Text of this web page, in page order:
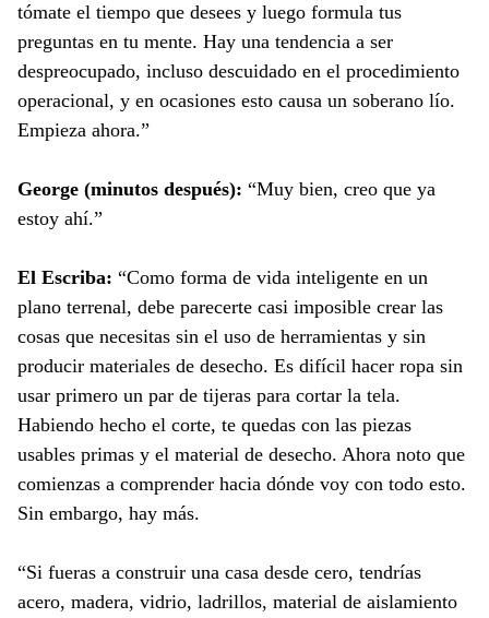
tómate el tiempo que desees y luego formula tus
preguntas en tu mente. Hay una tendencia a ser
despreocupado, incluso descuidado en el procedimiento
operacional, y en ocasiones esto causa un soberano lío.
Empieza ahora.”
George (minutos después): “Muy bien, creo que ya
estoy ahí.”
El Escriba: “Como forma de vida inteligente en un
plano terrenal, debe parecerte casi imposible crear las
cosas que necesitas sin el uso de herramientas y sin
producir materiales de desecho. Es difícil hacer ropa sin
usar primero un par de tijeras para cortar la tela.
Habiendo hecho el corte, te quedas con las piezas
usables primas y el material de desecho. Ahora noto que
comienzas a comprender hacia dónde voy con todo esto.
Sin embargo, hay más.
“Si fueras a construir una casa desde cero, tendrías
acero, madera, vidrio, ladrillos, material de aislamiento